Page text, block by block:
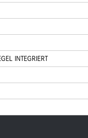
INTEGRIERT